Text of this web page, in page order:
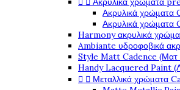
Ακρυλικά χρώματα
Ακρυλικά χρώματα
Harmony ακρυλικά
Ambiante υδροφοβικά
Style Matt Cadence (Ματ
Handy Lacquered Paint
  Μεταλλικά χρώματα